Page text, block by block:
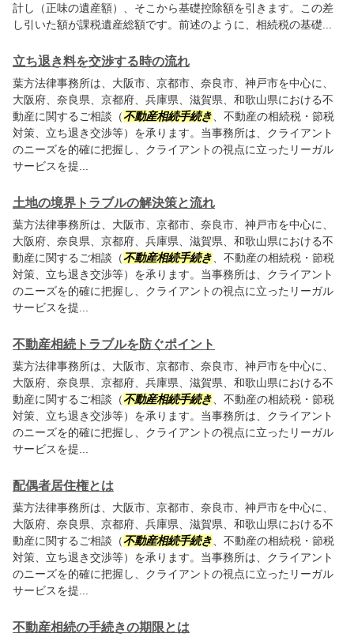
計し（正味の遺産額）、そこから基礎控除額を引きます。この差
し引いた額が課税遺産総額です。前述のように、相続税の基礎...
立ち退き料を交渉する時の流れ
葉方法律事務所は、大阪市、京都市、奈良市、神戸市を中心に、
大阪府、奈良県、京都府、兵庫県、滋賀県、和歌山県における不
動産に関するご相談（不動産相続手続き 、不動産の相続税・節税
対策、立ち退き交渉等）を承ります。当事務所は、クライアント
のニーズを的確に把握し、クライアントの視点に立ったリーガル
サービスを提...
土地の境界トラブルの解決策と流れ
葉方法律事務所は、大阪市、京都市、奈良市、神戸市を中心に、
大阪府、奈良県、京都府、兵庫県、滋賀県、和歌山県における不
動産に関するご相談（不動産相続手続き 、不動産の相続税・節税
対策、立ち退き交渉等）を承ります。当事務所は、クライアント
のニーズを的確に把握し、クライアントの視点に立ったリーガル
サービスを提...
不動産相続トラブルを防ぐポイント
葉方法律事務所は、大阪市、京都市、奈良市、神戸市を中心に、
大阪府、奈良県、京都府、兵庫県、滋賀県、和歌山県における不
動産に関するご相談（不動産相続手続き 、不動産の相続税・節税
対策、立ち退き交渉等）を承ります。当事務所は、クライアント
のニーズを的確に把握し、クライアントの視点に立ったリーガル
サービスを提...
配偶者居住権とは
葉方法律事務所は、大阪市、京都市、奈良市、神戸市を中心に、
大阪府、奈良県、京都府、兵庫県、滋賀県、和歌山県における不
動産に関するご相談（不動産相続手続き 、不動産の相続税・節税
対策、立ち退き交渉等）を承ります。当事務所は、クライアント
のニーズを的確に把握し、クライアントの視点に立ったリーガル
サービスを提...
不動産相続の手続きの期限とは